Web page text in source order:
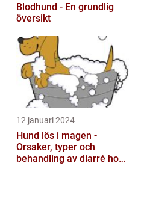
Blodhund - En grundlig
översikt
12 januari 2024
Hund lös i magen -
Orsaker, typer och
behandling av diarré hos